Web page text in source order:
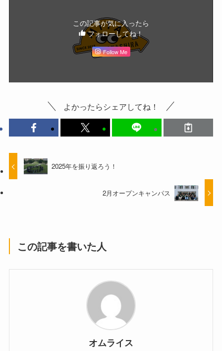
この記事が気に入ったら
フォローしてね！
Follow Me
よかったらシェアしてね！
2025年を振り返ろう！
2月オープンキャンパス
この記事を書いた人
オムライス